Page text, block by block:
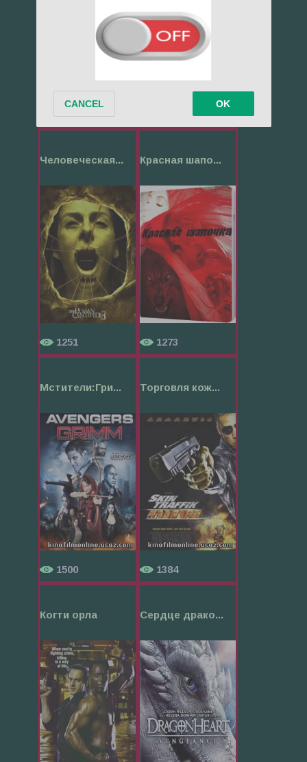
1669
Человеческая...
1251
Красная шапо...
1273
Мстители:Гри...
1500
Торговля кож...
1384
Когти орла Сердце драко...